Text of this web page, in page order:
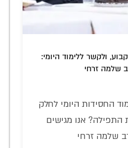
ולקשר ללימוד היומי:
שלמה זרחי
החסידות היומי לחלק
התפילה? אנו מגישים
שלמה זרחי